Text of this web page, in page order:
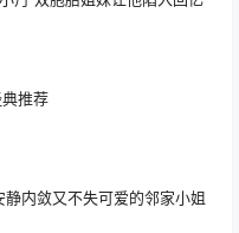
推荐
静内敛又不失可爱的邻家小姐